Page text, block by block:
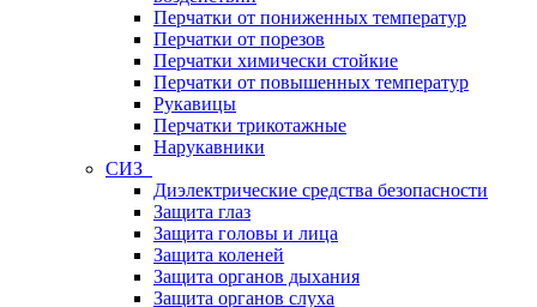
Перчатки от пониженных температур
Перчатки от порезов
Перчатки химически стойкие
Перчатки от повышенных температур
Рукавицы
Перчатки трикотажные
Нарукавники
СИЗ
Диэлектрические средства безопасности
Защита глаз
Защита головы и лица
Защита коленей
Защита органов дыхания
Защита органов слуха